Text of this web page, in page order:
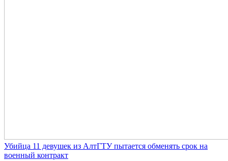
Убийца 11 девушек из АлтГТУ пытается обменять срок на
военный контракт